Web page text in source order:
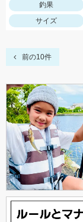
釣果
サイズ
前の10件